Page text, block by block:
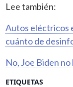
ETIQUETAS
Lee también:
Autos eléctricos
cuánto de
No, Joe Biden